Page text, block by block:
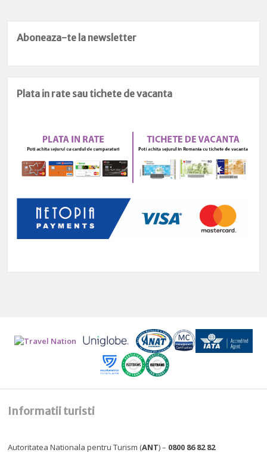
Aboneaza-te la newsletter
Plata in rate sau tichete de vacanta
Informatii turisti
Autoritatea Nationala pentru Turism (ANT) – 0800 86 82 82